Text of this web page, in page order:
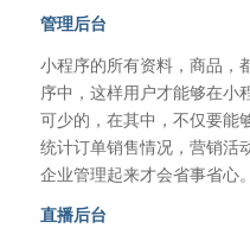
管理后台
小程序的所有资料，商品，
序中，这样用户才能够在小
可少的，在其中，不仅要能
统计订单销售情况，营销活
企业管理起来才会省事省心。
直播后台